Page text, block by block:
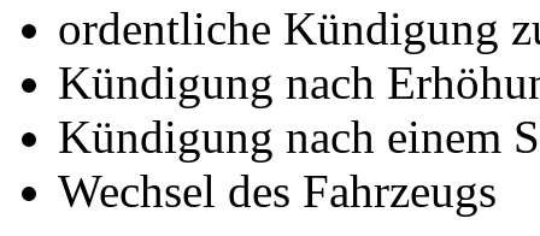
ordentliche Kündigung
Kündigung nach
Kündigung nach einem
Wechsel des Fahrzeugs